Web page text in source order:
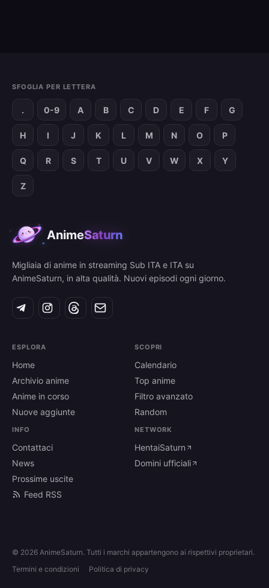
SFOGLIA PER LETTERA
. 0-9 A B C D E F G
H I J K L M N O P
Q R S T U V W X Y
Z
AnimeSaturn
Migliaia di anime in streaming Sub ITA e ITA su
AnimeSaturn, in alta qualità. Nuovi episodi ogni giorno.
ESPLORA
Home
Archivio anime
Anime in corso
Nuove aggiunte
SCOPRI
Calendario
Top anime
Filtro avanzato
Random
INFO
Contattaci
News
Prossime uscite
Feed RSS
NETWORK
HentaiSaturn
Domini ufficiali
© 2026 AnimeSaturn. Tutti i marchi appartengono ai rispettivi proprietari.
Termini e condizioni
Politica di privacy